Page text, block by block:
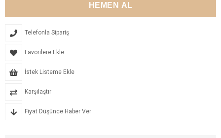
Telefonla Sipariş
Favorilere Ekle
İstek Listeme Ekle
Karşılaştır
Fiyat Düşünce Haber Ver